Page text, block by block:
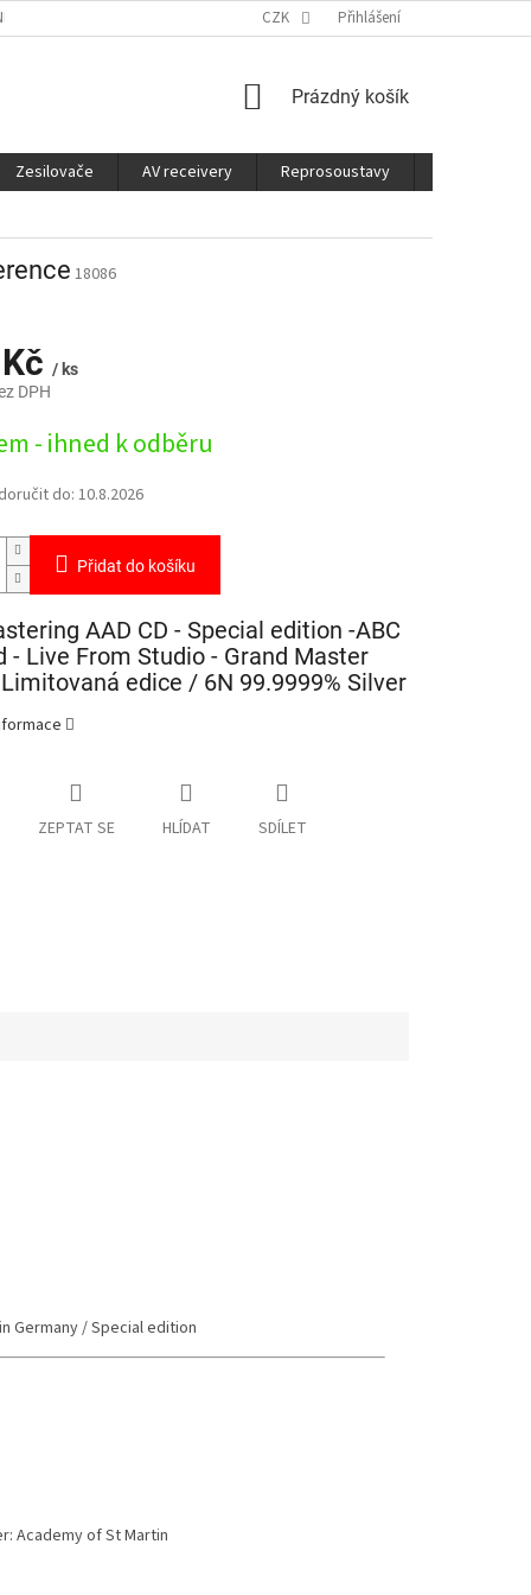
SLUŽBY CZK Přihlášení
NÁKUPNÍ
Prázdný košík
Zesilovače AV receivery Reprosoustavy
18086
/ ks
DPH
- ihned k odběru
do: 10.8.2026
Přidat do košíku
AAD CD - Special edition -ABC
- Live From Studio - Grand Master
edice / 6N 99.9999% Silver
ZEPTAT SE HLÍDAT SDÍLET
Germany / Special edition
Academy of St Martin